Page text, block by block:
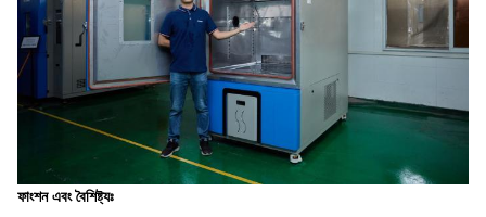
ফাংশন এবং বৈশিষ্ট্যঃ